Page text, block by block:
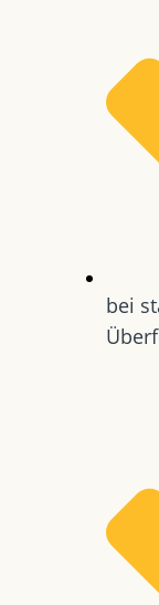
bei